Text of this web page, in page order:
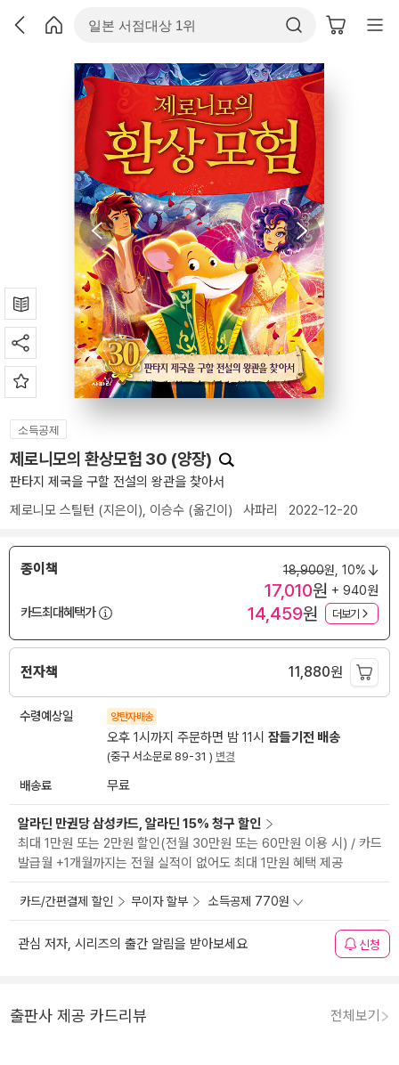
소득공제
제로니모의 환상모험 30 (양장)
판타지 제국을 구할 전설의 왕관을 찾아서
제로니모 스틸턴 (지은이), 이승수 (옮긴이) 사파리 2022-12-20
종이책 18,900원, 10%
17,010원 + 940원
카드최대혜택가
14,459원 더보기
전자책 11,880원
수령예상일 양탄자배송
오후 1시까지 주문하면 밤 11시 잠들기전 배송
(중구 서소문로 89-31 ) 변경
배송료 무료
알라딘 만권당 삼성카드, 알라딘 15% 청구 할인
최대 1만원 또는 2만원 할인(전월 30만원 또는 60만원 이용 시) / 카드
발급월 +1개월까지는 전월 실적이 없어도 최대 1만원 혜택 제공
카드/간편결제 할인 무이자 할부 소득공제 770원
관심 저자, 시리즈의 출간 알림을 받아보세요 신청
출판사 제공 카드리뷰 전체보기